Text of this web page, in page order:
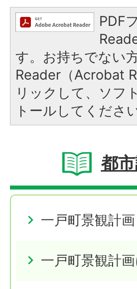
PDF
す。お持ちでない
Reader（Acrobat
リックして、ソフ
トールしてください
都
一戸町景観計画
一戸町景観計